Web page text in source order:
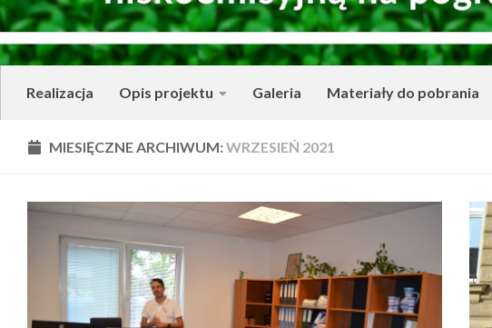
Realizacja Opis projektu Galeria Materiały do pobrania
MIESIĘCZNE ARCHIWUM:WRZESIEŃ 2021